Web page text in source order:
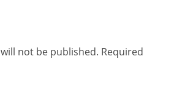
not be published. Required